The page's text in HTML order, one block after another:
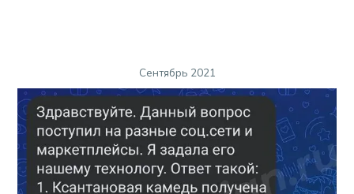
Сентябрь 2021